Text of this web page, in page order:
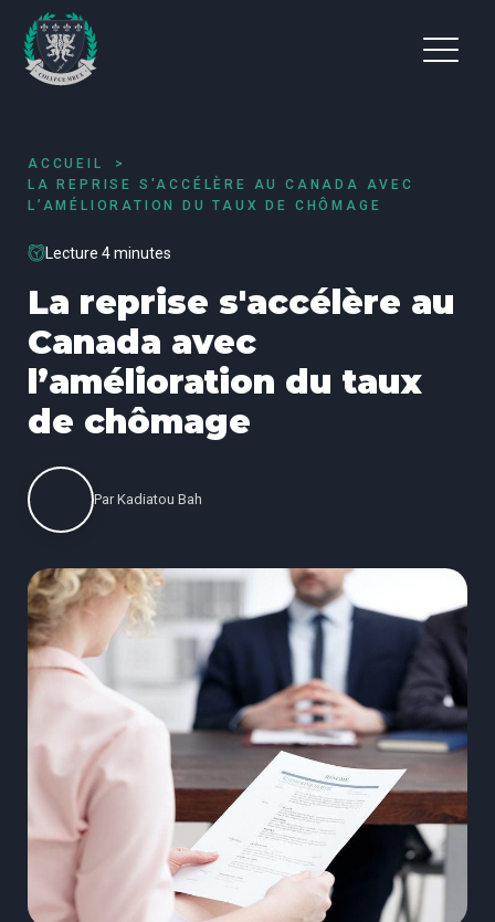
ACCUEIL
LA REPRISE S'ACCÉLÈRE AU CANADA AVEC
L’AMÉLIORATION DU TAUX DE CHÔMAGE
Lecture 4 minutes
La reprise s'accélère au
Canada avec
l’amélioration du taux
de chômage
Par Kadiatou Bah